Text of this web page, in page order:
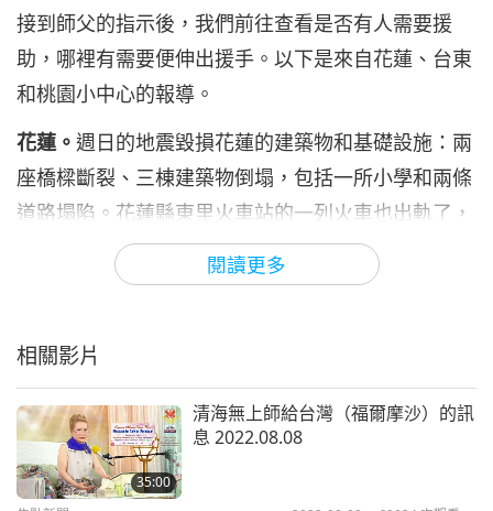
閱讀更多
接到師父的指示後，我們前往查看是否有人需要援
助，哪裡有需要便伸出援手。以下是來自花蓮、台東
和桃園小中心的報導。
花蓮。 週日的地震毀損花蓮的建築物和基礎設施：兩
座橋樑斷裂、三棟建築物倒塌，包括一所小學和兩條
道路塌陷。花蓮縣東里火車站的一列火車也出軌了，
所幸沒有人受傷。九月十九日早上的七點卅分左右，
我們花蓮的世界會會員聯繫相關人員以確定受災最嚴
容所流離失所的鎮民。我們發現被困在倒塌大樓的四
名人士全都被安全救出。
接著，我們聯繫春日里里長，他在上午十一點提供我
們一份所需救援物品和受創家庭的清單。我們世界會
相關影片
35:00
清海無上師給台灣（福爾摩沙）的訊
息 2022.08.08